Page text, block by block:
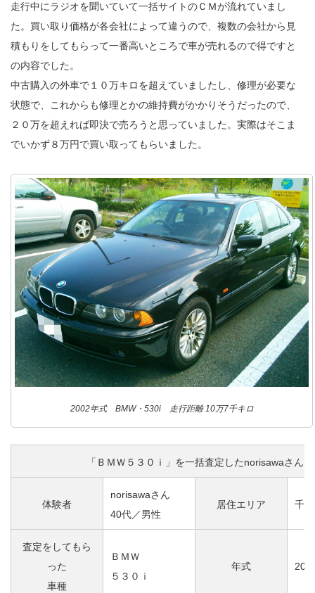
走行中にラジオを聞いていて一括サイトのＣＭが流れていまし
た。買い取り価格が各会社によって違うので、複数の会社から見
積もりをしてもらって一番高いところで車が売れるので得ですと
の内容でした。
中古購入の外車で１０万キロを超えていましたし、修理が必要な
状態で、これからも修理とかの維持費がかかりそうだったので、
２０万を超えれば即決で売ろうと思っていました。実際はそこま
でいかず８万円で買い取ってもらいました。
2002年式 BMW・530i 走行距離 10万7千キロ
「ＢＭＷ５３０ｉ」を一括査定したnorisawaさん
体験者
norisawaさん
40代／男性
居住エリア 千
査定をしてもら
った
車種
ＢＭＷ
５３０ｉ
年式